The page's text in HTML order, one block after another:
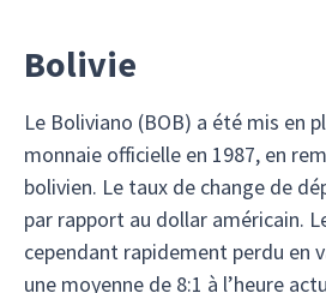
Bolivie
Le Boliviano (BOB) a été mis en
monnaie officielle en 1987, en
bolivien. Le taux de change de
par rapport au dollar américain.
cependant rapidement perdu en
une moyenne de 8:1 à l’heure